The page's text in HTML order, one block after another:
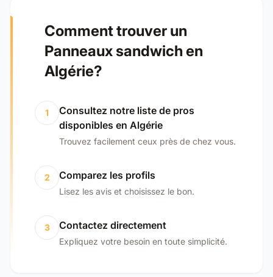
Comment trouver un
Panneaux sandwich en
Algérie?
1
Consultez notre liste de pros
disponibles en Algérie
Trouvez facilement ceux près de chez vous.
2 Comparez les profils
Lisez les avis et choisissez le bon.
3 Contactez directement
Expliquez votre besoin en toute simplicité.